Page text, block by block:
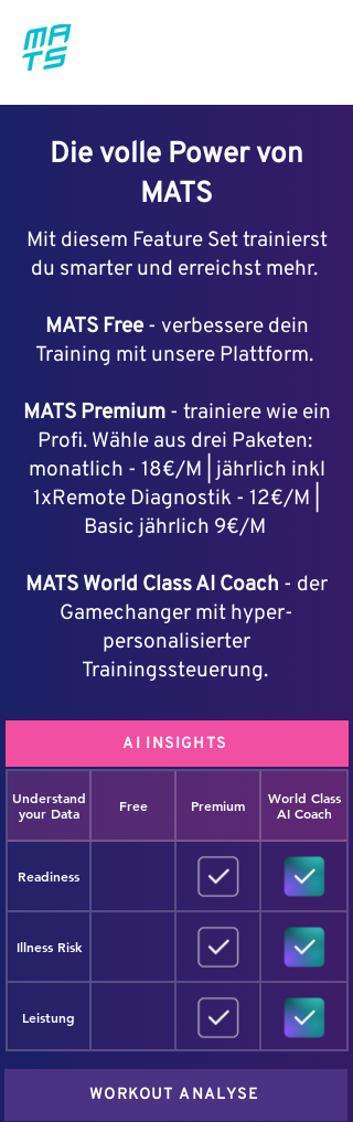
Die volle Power von
MATS
Mit diesem Feature Set trainierst
du smarter und erreichst mehr. ​
MATS Free- verbessere dein
Training mit unsere Plattform.
MATS Premium- trainiere wie ein
Profi. Wähle aus drei Paketen:
monatlich - 18€/M | jährlich inkl
1xRemote Diagnostik - 12€/M |
Basic jährlich 9€/M
MATS World Class AI Coach - der
Gamechanger mit hyper-
personalisierter
Trainingssteuerung.
AI INSIGHTS
Understand
your Data
Free Premium
World Class
AI Coach
Readiness
Illness Risk
Leistung
WORKOUT ANALYSE